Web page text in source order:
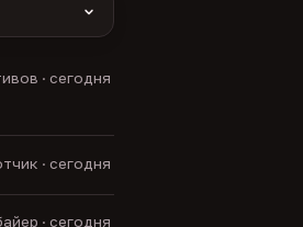
· сегодня
· сегодня
· сегодня